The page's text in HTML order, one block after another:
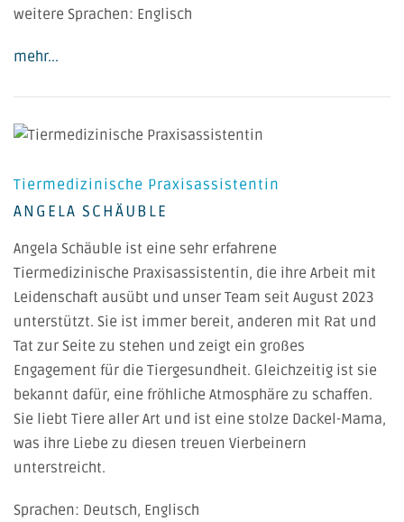
weitere Sprachen: Englisch
mehr...
Tiermedizinische Praxisassistentin
ANGELA SCHÄUBLE
Angela Schäuble ist eine sehr erfahrene
Tiermedizinische Praxisassistentin, die ihre Arbeit mit
Leidenschaft ausübt und unser Team seit August 2023
unterstützt. Sie ist immer bereit, anderen mit Rat und
Tat zur Seite zu stehen und zeigt ein großes
Engagement für die Tiergesundheit. Gleichzeitig ist sie
bekannt dafür, eine fröhliche Atmosphäre zu schaffen.
Sie liebt Tiere aller Art und ist eine stolze Dackel-Mama,
was ihre Liebe zu diesen treuen Vierbeinern
unterstreicht.
Sprachen: Deutsch, Englisch